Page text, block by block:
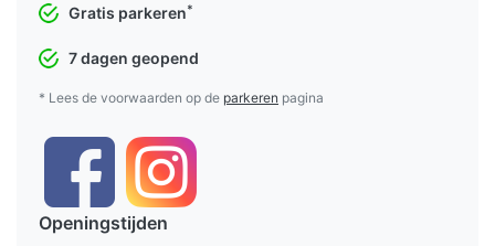
Gratis parkeren*
7 dagen geopend
* Lees de voorwaarden op de parkeren pagina
Openingstijden